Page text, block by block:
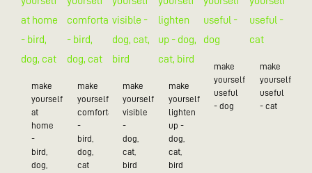
make
yourself
at
home
-
bird,
dog,
make
yourself
comfortable
-
bird,
dog,
cat
make
yourself
visible
-
dog,
cat,
bird
make
yourself
lighten
up -
dog,
cat,
bird
make
yourself
useful
- dog
make
yourself
useful
- cat